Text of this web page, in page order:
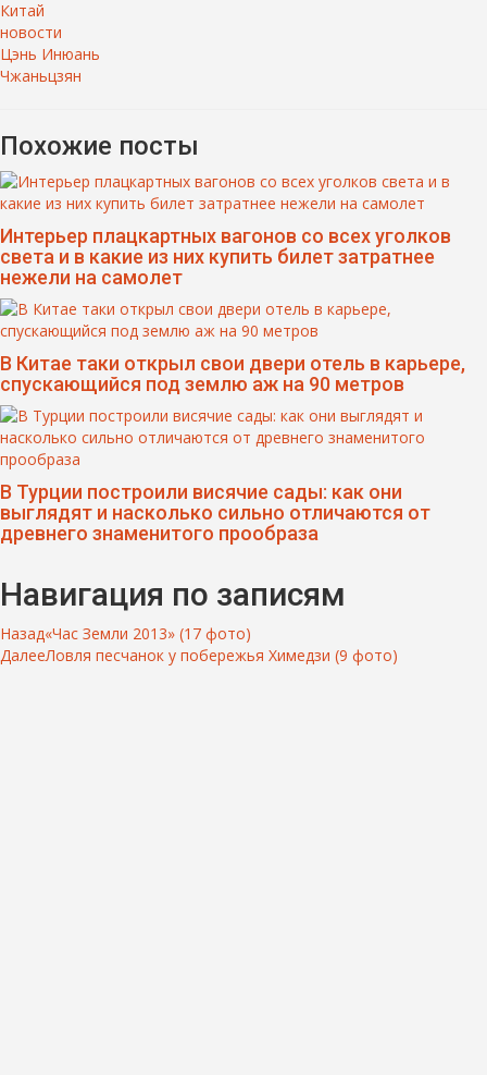
Китай
новости
Цэнь Инюань
Чжаньцзян
Похожие посты
Интерьер плацкартных вагонов со всех уголков
света и в какие из них купить билет затратнее
нежели на самолет
В Китае таки открыл свои двери отель в карьере,
спускающийся под землю аж на 90 метров
В Турции построили висячие сады: как они
выглядят и насколько сильно отличаются от
древнего знаменитого прообраза
Навигация по записям
Назад«Час Земли 2013» (17 фото)
ДалееЛовля песчанок у побережья Химедзи (9 фото)